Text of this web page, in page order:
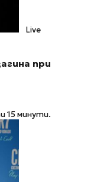
Live
при
15 минути.